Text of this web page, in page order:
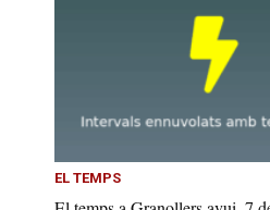
EL TEMPS